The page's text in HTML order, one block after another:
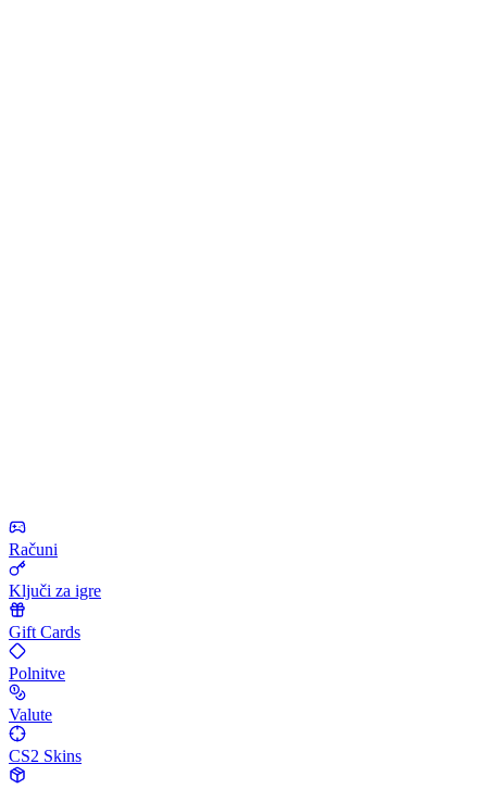
Računi
Ključi za igre
Gift Cards
Polnitve
Valute
CS2 Skins